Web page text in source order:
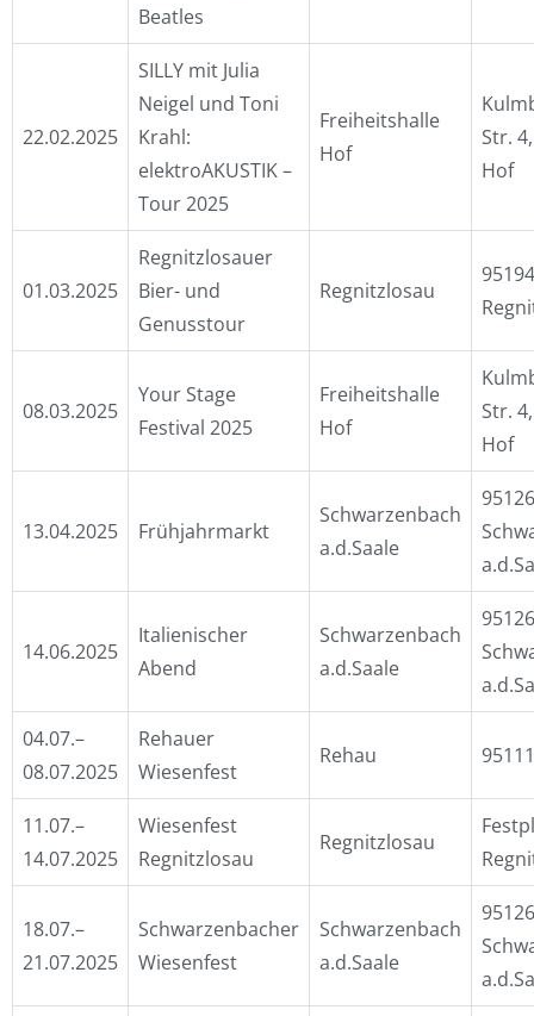
Beatles
22.02.2025
SILLY mit Julia
Neigel und Toni
Krahl:
elektroAKUSTIK –
Tour 2025
Freiheitshalle
Hof
Str.
Hof
01.03.2025
Regnitzlosauer
Bier- und
Genusstour
Regnitzlosau
95194
08.03.2025
Your Stage
Festival 2025
Freiheitshalle
Hof
Str.
Hof
13.04.2025 Frühjahrmarkt
Schwarzenbach
a.d.Saale
95126
14.06.2025
Italienischer
Abend
Schwarzenbach
a.d.Saale
95126
04.07.–
08.07.2025
Rehauer
Wiesenfest
Rehau
11.07.–
14.07.2025
Wiesenfest
Regnitzlosau
Regnitzlosau
18.07.–
21.07.2025
Schwarzenbacher
Wiesenfest
Schwarzenbach
a.d.Saale
95126